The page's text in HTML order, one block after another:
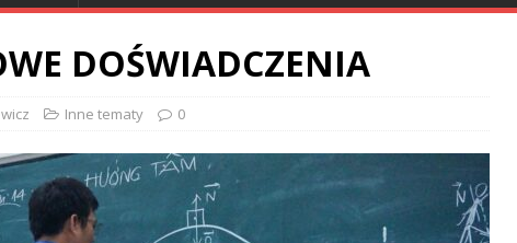
DOŚWIADCZENIA
Inne tematy 0